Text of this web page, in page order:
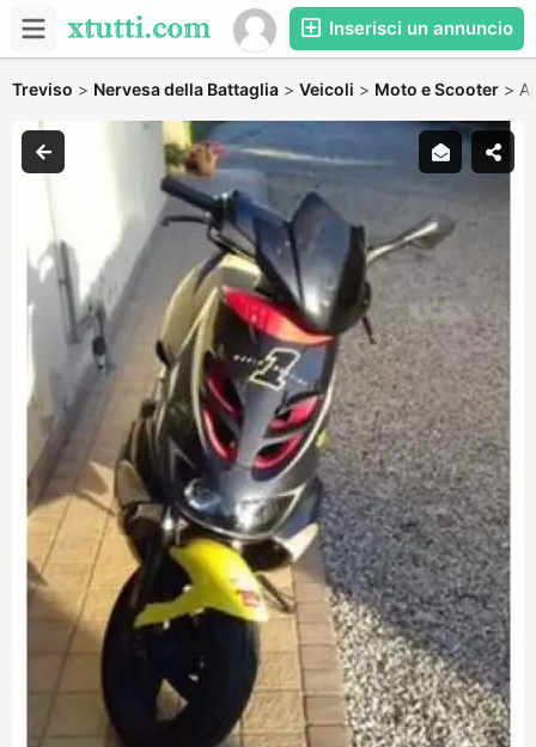
Inserisci un annuncio
Treviso > Nervesa della Battaglia > Veicoli > Moto e Scooter >